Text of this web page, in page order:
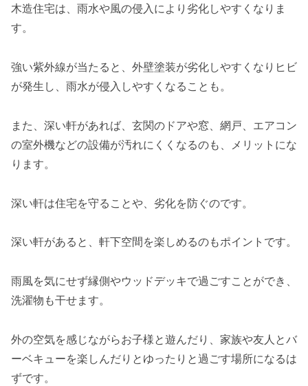
木造住宅は、雨水や風の侵入により劣化しやすくなりま
す。
強い紫外線が当たると、外壁塗装が劣化しやすくなりヒビ
が発生し、雨水が侵入しやすくなることも。
また、深い軒があれば、玄関のドアや窓、網戸、エアコン
の室外機などの設備が汚れにくくなるのも、メリットにな
ります。
深い軒は住宅を守ることや、劣化を防ぐのです。
深い軒があると、軒下空間を楽しめるのもポイントです。
雨風を気にせず縁側やウッドデッキで過ごすことができ、
洗濯物も干せます。
外の空気を感じながらお子様と遊んだり、家族や友人とバ
ーベキューを楽しんだりとゆったりと過ごす場所になるは
ずです。